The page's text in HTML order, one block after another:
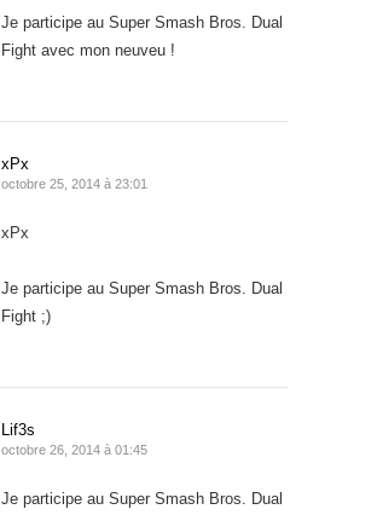
Je participe au Super Smash Bros. Dual
Fight avec mon neuveu !
xPx
octobre 25, 2014 à 23:01
xPx
Je participe au Super Smash Bros. Dual
Fight ;)
Lif3s
octobre 26, 2014 à 01:45
Je participe au Super Smash Bros. Dual